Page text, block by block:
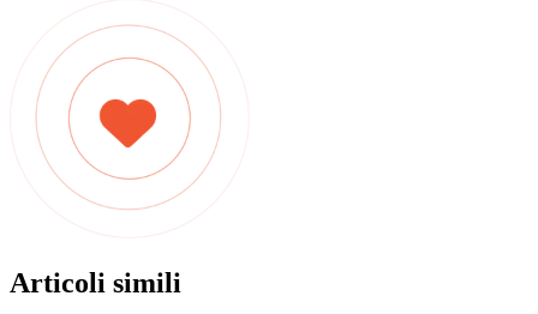
Articoli simili